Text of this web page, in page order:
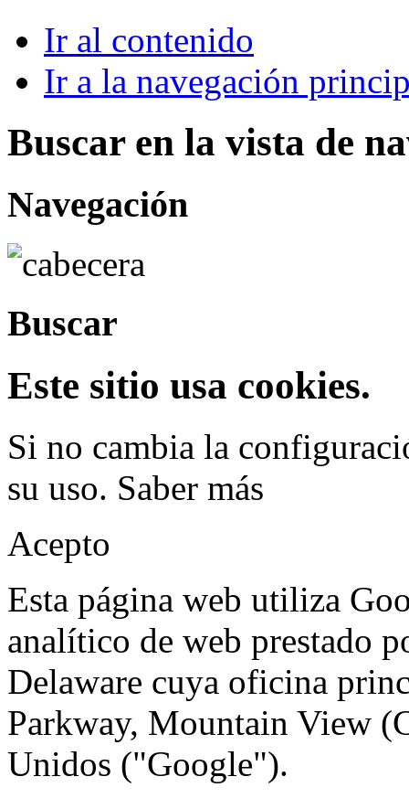
Ir al contenido
Ir a la navegación
Buscar en la vista de
Navegación
Buscar
Este sitio usa cookies.
Si no cambia la
su uso. Saber más
Acepto
Esta página web utiliza
analítico de web prestado
Delaware cuya oficina
Parkway, Mountain View
Unidos ("Google").